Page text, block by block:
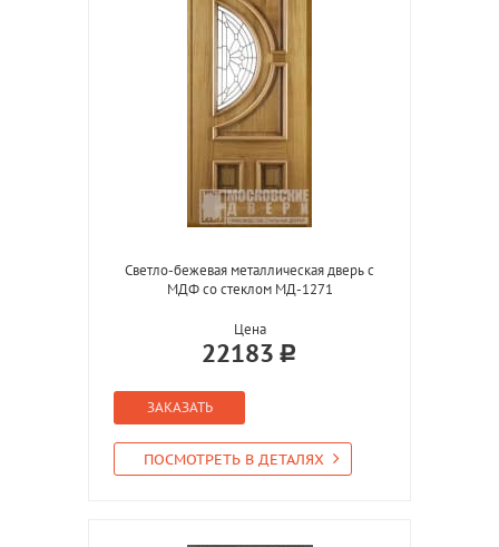
Светло-бежевая металлическая дверь с
МДФ со стеклом МД-1271
Цена
22183
ЗАКАЗАТЬ
ПОСМОТРЕТЬ В ДЕТАЛЯХ